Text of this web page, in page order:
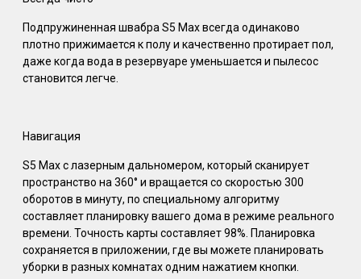
Подпружиненная швабра S5 Max всегда одинаково
плотно прижимается к полу и качественно протирает пол,
даже когда вода в резервуаре уменьшается и пылесос
становится легче.
Навигация
S5 Max с лазерным дальномером, который сканирует
пространство на 360° и вращается со скоростью 300
оборотов в минуту, по специальному алгоритму
составляет планировку вашего дома в режиме реального
времени. Точность карты составляет 98%. Планировка
сохраняется в приложении, где вы можете планировать
уборки в разных комнатах одним нажатием кнопки.